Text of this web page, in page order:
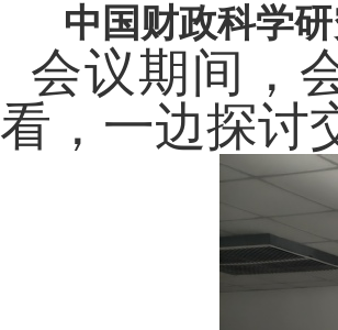
中国财政科学
会议期间，
看，一边探讨